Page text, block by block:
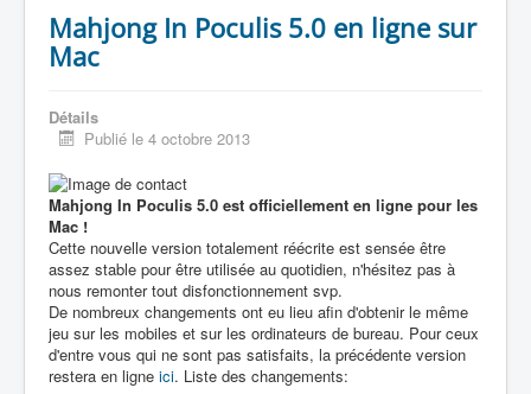
Mahjong In Poculis 5.0 en ligne sur
Mac
Détails
Publié le 4 octobre 2013
Mahjong In Poculis 5.0 est officiellement en ligne pour les
Mac !
Cette nouvelle version totalement réécrite est sensée être
assez stable pour être utilisée au quotidien, n'hésitez pas à
nous remonter tout disfonctionnement svp.
De nombreux changements ont eu lieu afin d'obtenir le même
jeu sur les mobiles et sur les ordinateurs de bureau. Pour ceux
d'entre vous qui ne sont pas satisfaits, la précédente version
restera en ligne ici. Liste des changements: